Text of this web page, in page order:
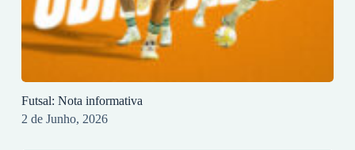
Futsal: Nota informativa
2 de Junho, 2026